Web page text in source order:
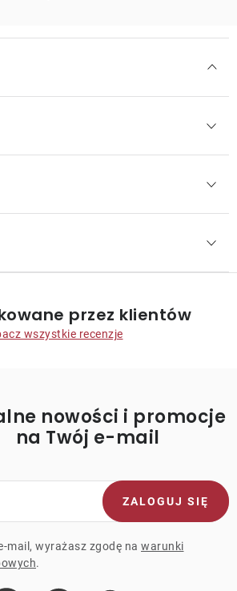
przez klientów
wszystkie recenzje
nowości i promocje
na Twój e-mail
mail, wyrażasz zgodę na warunki
.
ZALOGUJ SIĘ